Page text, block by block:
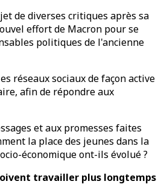
de diverses critiques après sa
effort de Macron pour se
politiques de l'ancienne
réseaux sociaux de façon active
afin de répondre aux
et aux promesses faites
la place des jeunes dans la
économique ont-ils évolué ?
travailler plus longtemps